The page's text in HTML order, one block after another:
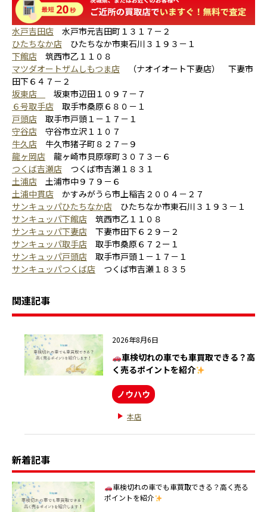
水戸吉田店 水戸市元吉田町１３１７－２
ひたちなか店 ひたちなか市東石川３１９３－１
下館店 筑西市乙１１０８
マツダオートザムしもつま店 （ナオイオート下妻店） 下妻市
田下６４７－２
坂東店
坂東市辺田１０９７－７
６号取手店 取手市桑原６８０－１
戸頭店 取手市戸頭１－１７－１
守谷店 守谷市立沢１１０７
牛久店 牛久市猪子町８２７－９
龍ヶ岡店 龍ヶ崎市貝原塚町３０７３－６
つくば吉瀬店 つくば市吉瀬１８３１
土浦店 土浦市中９７９－６
土浦中貫店 かすみがうら市上稲吉２００４－２７
サンキュッパひたちなか店 ひたちなか市東石川３１９３－１
サンキュッパ下館店 筑西市乙１１０８
サンキュッパ下妻店 下妻市田下６２９－２
サンキュッパ取手店 取手市桑原６７２ー１
サンキュッパ戸頭店 取手市戸頭１－１７－１
サンキュッパつくば店 つくば市吉瀬１８３５
関連記事
2026年8月6日
車検切れの車でも車買取できる？高
く売るポイントを紹介
ノウハウ
本店
新着記事
車検切れの車でも車買取できる？高く売る
ポイントを紹介